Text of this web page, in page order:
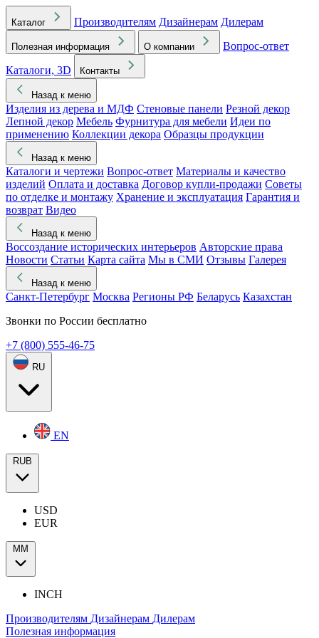
Каталог Производителям Дизайнерам Дилерам
Полезная информация О компании
Вопрос-ответ
Каталоги, 3D
Контакты
Назад к меню
Изделия из дерева и МДФ Стеновые панели Резной декор
Лепной декор Мебель Фурнитура для мебели Идеи по
применению Коллекции декора Образцы продукции
Назад к меню
Каталоги и чертежи Вопрос-ответ Материалы и качество
изделий Оплата и доставка Договор купли-продажи Советы
по отделке и монтажу Хранение и эксплуатация Гарантия и
возврат Видео
Назад к меню
Воссоздание исторических интерьеров Авторские права
Новости Статьи Карта сайта Мы в СМИ Отзывы Галерея
Назад к меню
Санкт-Петербург Москва Регионы РФ Беларусь Казахстан
Звонки по России бесплатно
+7 (800) 555-46-75
RU
EN
RUB
USD
EUR
ММ
INCH
Производителям Дизайнерам Дилерам
Полезная информация